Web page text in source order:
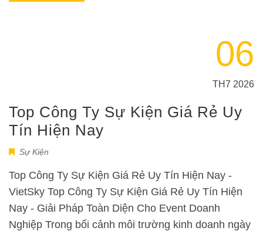
06
TH7 2026
Top Công Ty Sự Kiện Giá Rẻ Uy
Tín Hiện Nay
Sự Kiện
Top Công Ty Sự Kiện Giá Rẻ Uy Tín Hiện Nay -
VietSky Top Công Ty Sự Kiện Giá Rẻ Uy Tín Hiện
Nay - Giải Pháp Toàn Diện Cho Event Doanh
Nghiệp Trong bối cảnh môi trường kinh doanh ngày